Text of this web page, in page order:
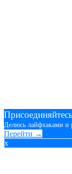
Делюсь лайфхаками и
Перейти →
x